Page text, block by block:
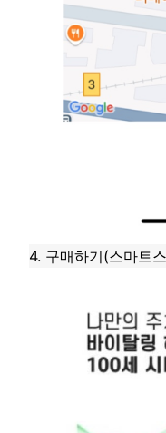
4. 구매하기(스마트